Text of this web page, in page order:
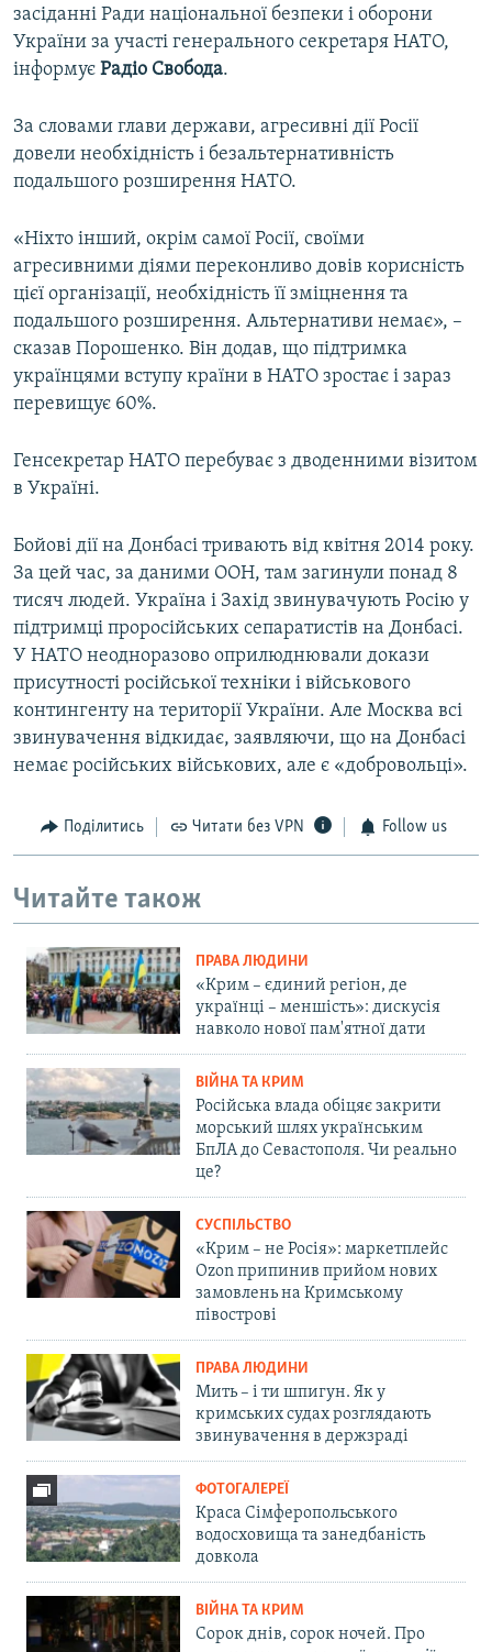
засіданні Ради національної безпеки і оборони
України за участі генерального секретаря НАТО,
інформує Радіо Свобода.
За словами глави держави, агресивні дії Росії
довели необхідність і безальтернативність
подальшого розширення НАТО.
«Ніхто інший, окрім самої Росії, своїми
агресивними діями переконливо довів корисність
цієї організації, необхідність її зміцнення та
подальшого розширення. Альтернативи немає», –
сказав Порошенко. Він додав, що підтримка
українцями вступу країни в НАТО зростає і зараз
перевищує 60%.
Генсекретар НАТО перебуває з дводенними візитом
в Україні.
Бойові дії на Донбасі тривають від квітня 2014 року.
За цей час, за даними ООН, там загинули понад 8
тисяч людей. Україна і Захід звинувачують Росію у
підтримці проросійських сепаратистів на Донбасі.
У НАТО неодноразово оприлюднювали докази
присутності російської техніки і військового
контингенту на території України. Але Москва всі
звинувачення відкидає, заявляючи, що на Донбасі
немає російських військових, але є «добровольці».
Поділитись Читати без VPN Follow us
Читайте також
ПРАВА ЛЮДИНИ
«Крим – єдиний регіон, де
українці – меншість»: дискусія
навколо нової пам'ятної дати
ВІЙНА ТА КРИМ
Російська влада обіцяє закрити
морський шлях українським
БпЛА до Севастополя. Чи реально
це?
СУСПІЛЬСТВО
«Крим – не Росія»: маркетплейс
Ozon припинив прийом нових
замовлень на Кримському
півострові
ПРАВА ЛЮДИНИ
Мить – і ти шпигун. Як у
кримських судах розглядають
звинувачення в держзраді
ФОТОГАЛЕРЕЇ
Краса Сімферопольського
водосховища та занедбаність
довкола
ВІЙНА ТА КРИМ
Сорок днів, сорок ночей. Про